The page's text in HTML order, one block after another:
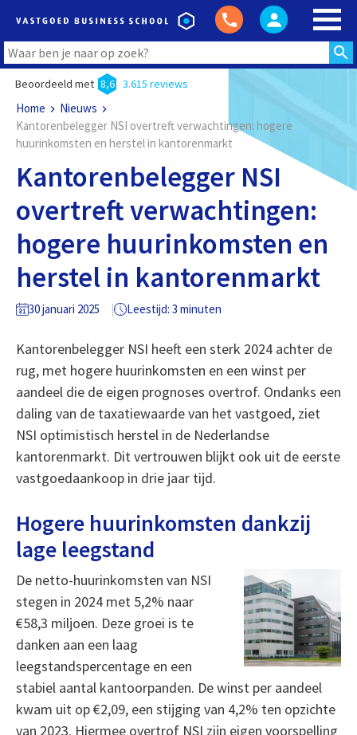
Beoordeeld met 8,6 3.615 reviews
Home
Nieuws
Kantorenbelegger NSI overtreft verwachtingen: hogere
huurinkomsten en herstel in kantorenmarkt
Kantorenbelegger NSI
overtreft verwachtingen:
hogere huurinkomsten en
herstel in kantorenmarkt
30 januari 2025 Leestijd: 3 minuten
Kantorenbelegger NSI heeft een sterk 2024 achter de
rug, met hogere huurinkomsten en een winst per
aandeel die de eigen prognoses overtrof. Ondanks een
daling van de taxatiewaarde van het vastgoed, ziet
NSI optimistisch herstel in de Nederlandse
kantorenmarkt. Dit vertrouwen blijkt ook uit de eerste
vastgoedaankoop in drie jaar tijd.
Hogere huurinkomsten dankzij
lage leegstand
De netto-huurinkomsten van NSI
stegen in 2024 met 5,2% naar
€58,3 miljoen. Deze groei is te
danken aan een laag
leegstandspercentage en een
stabiel aantal kantoorpanden. De winst per aandeel
kwam uit op €2,09, een stijging van 4,2% ten opzichte
van 2023. Hiermee overtrof NSI zijn eigen voorspelling